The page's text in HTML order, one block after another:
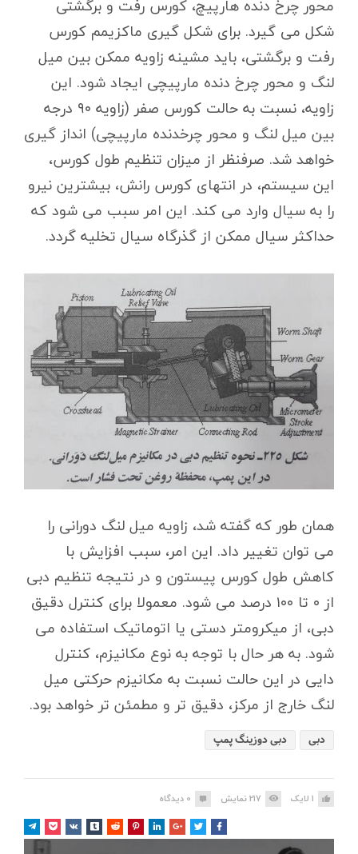
محور چرخ دنده هارپیچ، کورس رفت و برگشتی
شکل می گیرد. برای شکل گیری ماکزیمم کورس
رفت و برگشتی، باید مشینه زاویه ممکن بین میل
لنگ و محور چرخ دنده مارپیچی ایجاد شود. این
زاویه، نسبت به حالت کورس صفر (زاویه ۹۰ درجه
بین میل لنگ و محور چرخدنده مارپیچی) انداز گیری
خواهد شد. صرفنظر از میزان تنظیم طول کورس،
این سیستم، در انتهای کورس رانش، بیشترین نیرو
را به سیال وارد می کند. این امر سبب می شود که
حداکثر سیال ممکن از گذرگاه سیال تخلیه گردد.
همان طور که گفته شد، زاویه میل لنگ دورانی را
می توان تغییر داد. این امر، سبب افزایش با
کاهش طول کورس پیستون و در نتیجه تنظیم دبی
از ۰ تا ۱۰۰ درصد می شود. معمولا برای کنترل دقیق
دبی، از میکرومتر دستی یا اتوماتیک استفاده می
شود. به هر حال با توجه به نوع مکانیزم، کنترل
دایی در این حالت نسبت به مکانیزم حرکتی میل
لنگ خارج از مرکز، دقیق تر و مطمئن تر خواهد بود.
دبی دبی دوزینگ پمپ
1 لایک 217نمایش 0 دیدگاه